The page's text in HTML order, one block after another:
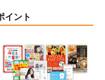
便利な操作方法3選！
。
ザインテンプレート
ネットステッカーが作成で
ました！
イント